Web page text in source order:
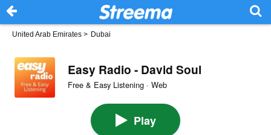
United Arab Emirates > Dubai
Easy Radio - David Soul
Free & Easy Listening · Web
Play